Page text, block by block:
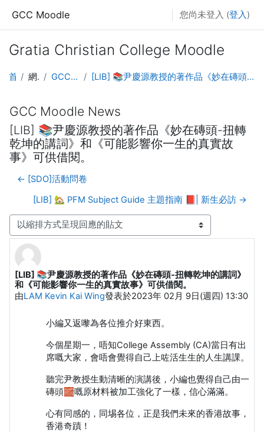
GCC Moodle 您尚未登入 (登入 )
Gratia Christian College Moodle
首頁 網站頁面 GCC Moodle News [LIB] 📚尹慶源教授的著作品《妙在磚頭-扭轉乾坤的講詞》和《可能影響你一生的真實故事》可供借閱。
GCC Moodle News
[LIB] 📚尹慶源教授的著作品《妙在磚頭-扭轉
乾坤的講詞》和《可能影響你一生的真實故
事》可供借閱。
← [SDO]活動問卷
[LIB] 🏡 PFM Subject Guide 主題指南 📕| 新生必訪 →
顯示模式
[LIB] 📚尹慶源教授的著作品《妙在磚頭-扭轉乾坤的講詞》
和《可能影響你一生的真實故事》可供借閱。
由LAM Kevin Kai Wing發表於2023年 02月 9日(週四) 13:30
Number of replies: 0
小編又返嚟為各位推介好東西。
今個星期一，唔知College Assembly (CA)當日有出
席嘅大家，會唔會覺得自己上咗活生生的人生講課。
聽完尹教授生動清晰的演講後，小編也覺得自己由一
磚頭🧱嘅原材料被加工強化了一樣，信心滿滿。
心有同感的，同埸各位，正是我們未來的香港故事，
香港奇蹟！